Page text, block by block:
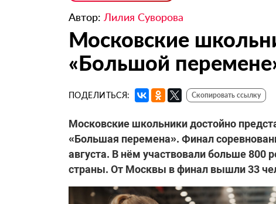
Автор: Лилия Суворова
Московские
«Большой
ПОДЕЛИТЬСЯ: Скопировать ссылку
Московские школьники достойно
«Большая перемена». Финал
августа. В нём участвовали больше 800
страны. От Москвы в финал вышли 33